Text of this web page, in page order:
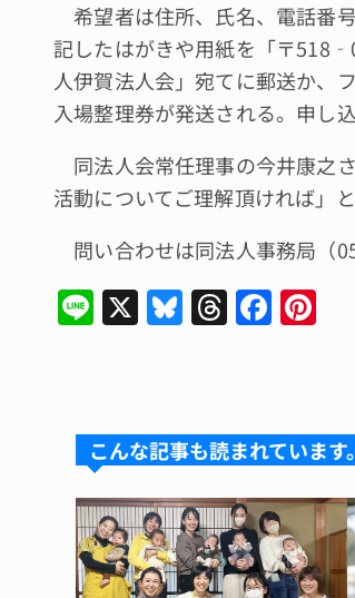
希望者は住所、氏名、電話番
記したはがきや用紙を「〒
人伊賀法人会」宛てに郵送か、
入場整理券が発送される。申し
同法人会常任理事の今井康之
活動についてご理解頂ければ」
問い合わせは同法人事務局（
Li
n
X Bl
u
k
y
T
hr
d
s
F
a
b
o
o
k
st
こんな記事も読まれています。